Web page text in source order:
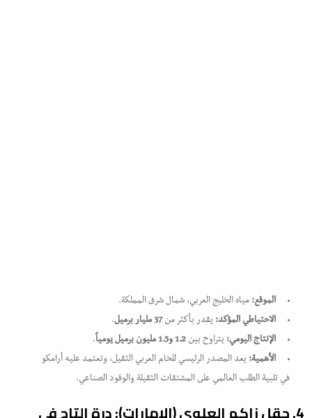
الموقع: مياه الخليج العربي، شمال شرق المملكة.
الاحتياطي المؤكد: يقدر بأكثر من37 مليار برميل
.
الإنتاج اليومي: يتراوح بين 1.2 و1.5 مليون برميل يومياً
.
الأهمية: يعد المصدر الرئيسي للخام العربي الثقيل، وتعتمد عليه أرامكو
في تلبية الطلب العالمي على المشتقات الثقيلة والوقود الصناعي.